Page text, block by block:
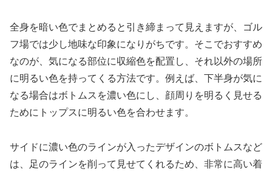
全身を暗い色でまとめると引き締まって見えますが、ゴル
フ場では少し地味な印象になりがちです。そこでおすすめ
なのが、気になる部位に収縮色を配置し、それ以外の場所
に明るい色を持ってくる方法です。例えば、下半身が気に
なる場合はボトムスを濃い色にし、顔周りを明るく見せる
ためにトップスに明るい色を合わせます。
サイドに濃い色のラインが入ったデザインのボトムスなど
は、足のラインを削って見せてくれるため、非常に高い着